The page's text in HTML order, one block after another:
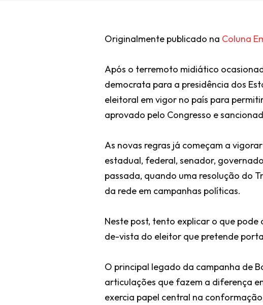
Originalmente publicado na Coluna
Após o terremoto midiático
democrata para a presidência dos
eleitoral em vigor no país para
aprovado pelo Congresso e
As novas regras já começam a
estadual, federal, senador,
passada, quando uma resolução do
da rede em campanhas políticas.
Neste post, tento explicar o que
de-vista do eleitor que pretende
O principal legado da campanha de
articulações que fazem a diferença
exercia papel central na